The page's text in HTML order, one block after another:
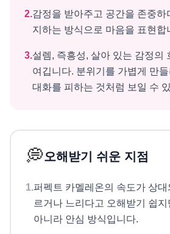
2.감정을 받아주고 공간을 존중하
지하는 방식으로 마음을 표현합
3.설렘, 즉흥성, 살아 있는 감정의
여깁니다. 분위기를 가볍게 만
대화를 피하는 것처럼 보일 수
💭오해받기 쉬운 지점
1.퍼펙트 카멜레온의 속도가 상
르거나 느리다고 오해받기 쉽지
아니라 안심 방식입니다.